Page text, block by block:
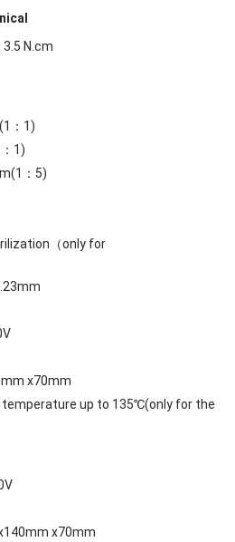
3.5 N.cm
： 1)
： 1)
： 5)
（only for
x70mm
up to 135℃(only for the
x70mm